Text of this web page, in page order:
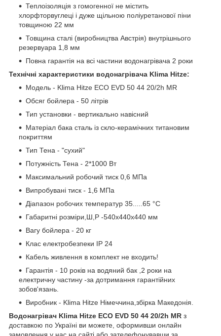
Теплоізоляція з гомогенної не містить
хлорфторвуглеці і дуже щільною поліуретанової піни
товщиною 22 мм
Товщина сталі (виробництва Австрія) внутрішнього
резервуара 1,8 мм
Повна гарантія на всі частини водонагрівача 2 роки
Технічні характеристики водонагрівача Klima Hitze:
Модель - Klima Hitze ECO EVD 50 44 20/2h MR
Обсяг бойлера - 50 літрів
Тип установки - вертикально навісний
Матеріал бака сталь із скло-керамічних титановим
покриттям
Тип Тена - "сухий"
Потужність Тена - 2*1000 Вт
Максимальний робочий тиск 0,6 МПа
Випробувані тиск - 1,6 МПа
Діапазон робочих температур 35.....65 °C
Габаритні розміри,Ш,Р -540х440х440 мм
Вагу бойлера - 20 кг
Клас електробезпеки IP 24
Кабель живлення в комплект не входить!
Гарантія - 10 років на водяний бак ,2 роки на
електричну частину -за дотримання гарантійних
зобов'язань.
Виробник - Klima Hitze Німеччина,збірка Македонія.
Водонагрівач Klima Hitze ECO EVD 50 44 20/2h MR з
доставкою по Україні ви можете, оформивши онлайн
замовлення у нас на сайті або зателефонувавши за